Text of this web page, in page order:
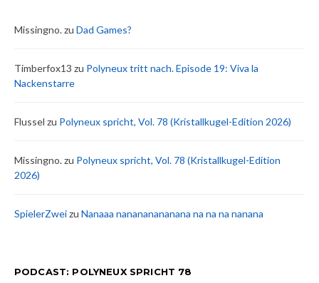
Missingno.zu Dad Games?
Timberfox13 zu Polyneux tritt nach. Episode 19: Viva la
Nackenstarre
Flussel zu Polyneux spricht, Vol. 78 (Kristallkugel-Edition 2026)
Missingno.zu Polyneux spricht, Vol. 78 (Kristallkugel-Edition
2026)
SpielerZweizu Nanaaa nanananananana na na na nanana
PODCAST: POLYNEUX SPRICHT 78